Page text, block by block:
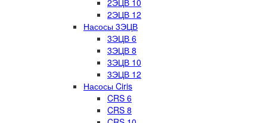
2ЭЦВ 10
2ЭЦВ 12
Насосы 3ЭЦВ
3ЭЦВ 6
3ЭЦВ 8
3ЭЦВ 10
3ЭЦВ 12
Насосы Ciris
CRS 6
CRS 8